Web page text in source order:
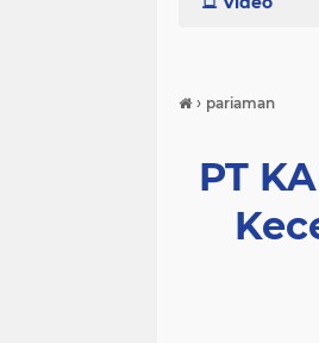
› pariaman
PT